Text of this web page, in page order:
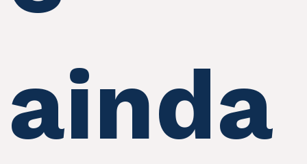
ainda